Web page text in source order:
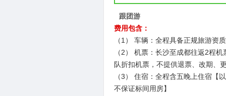
跟团游
费用包含：
（1） 车辆：全程具备正规旅游资
（2） 机票：长沙至成都往返2程
队折扣机票，不提供退票、改期、
（3） 住宿：全程含五晚上住宿【
不保证标间用房】